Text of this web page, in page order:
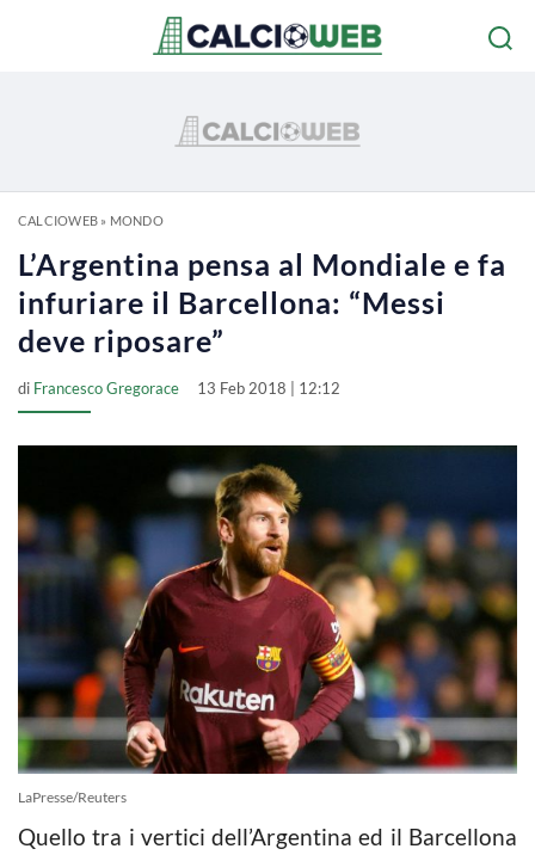
CALCIOWEB» MONDO
L’Argentina pensa al Mondiale e fa
infuriare il Barcellona: “Messi
deve riposare”
di Francesco Gregorace 13 Feb 2018 | 12:12
LaPresse/Reuters
Quello tra i vertici dell’Argentina ed il Barcellona